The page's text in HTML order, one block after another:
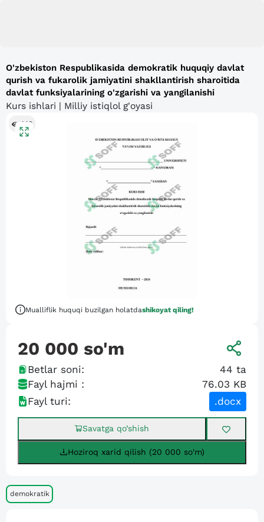
O'zbekiston Respublikasida demokratik huquqiy davlat
qurish va fukarolik jamiyatini shakllantirish sharoitida
davlat funksiyalarining o'zgarishi va yangilanishi
Kurs ishlari | Milliy istiqlol g'oyasi
140
Mualliflik huquqi buzilgan holatdashikoyat qiling!
20 000 so'm
Betlar soni: 44 ta
Fayl hajmi :
76.03 KB
Fayl turi:
.docx
Savatga qo’shish
Hoziroq xarid qilish (20 000 so'm)
demokratik